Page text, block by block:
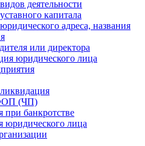
деятельности
капитала
адреса, названия
или директора
юридического лица
(ЧП)
при банкротстве
юридического лица